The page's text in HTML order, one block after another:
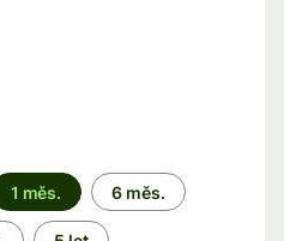
1 měs. 6 měs.